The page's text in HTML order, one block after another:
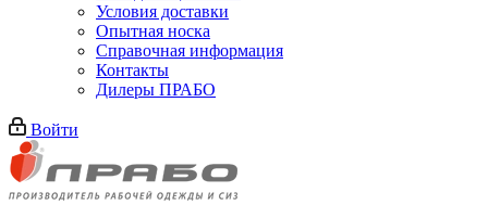
Условия доставки
Опытная носка
Справочная информация
Контакты
Дилеры ПРАБО
Войти